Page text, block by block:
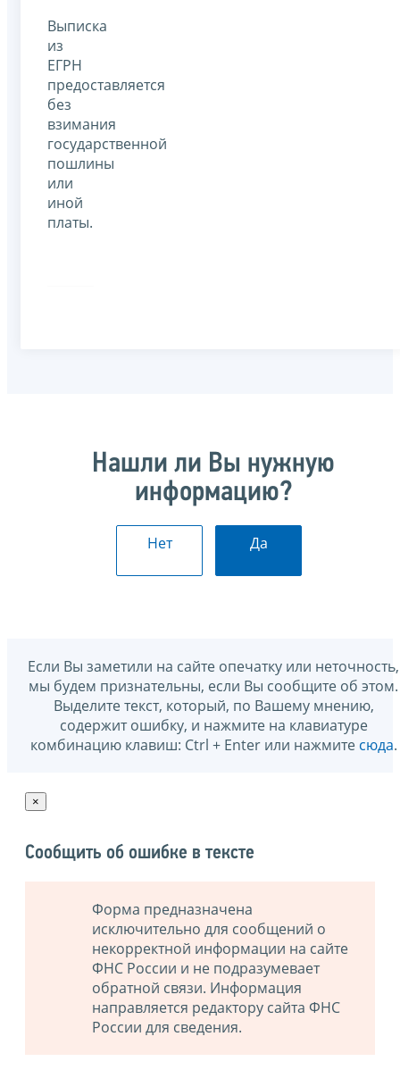
Выписка
из
ЕГРН
предоставляется
без
взимания
государственной
пошлины
или
иной
платы.
Нашли ли Вы нужную
информацию?
Нет Да
Если Вы заметили на сайте опечатку или неточность,
мы будем признательны, если Вы сообщите об этом.
Выделите текст, который, по Вашему мнению,
содержит ошибку, и нажмите на клавиатуре
комбинацию клавиш: Ctrl + Enter или нажмите сюда.
×
Сообщить об ошибке в тексте
Форма предназначена
исключительно для сообщений о
некорректной информации на сайте
ФНС России и не подразумевает
обратной связи. Информация
направляется редактору сайта ФНС
России для сведения.